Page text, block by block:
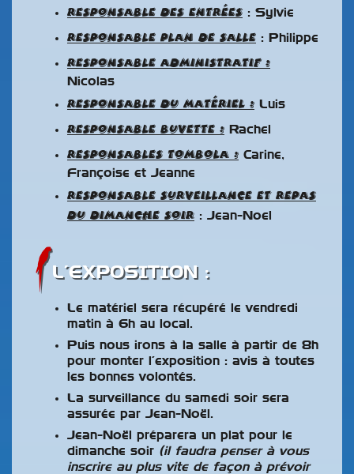
Responsable des entrées : Sylvie
Responsable plan de salle : Philippe
Responsable administratif :
Nicolas
Responsable du matériel : Luis
Responsable buvette : Rachel
Responsables tombola : Carine,
Françoise et Jeanne
Responsable surveillance et repas
du dimanche soir : Jean-Noel
L’EXPOSITION :
Le matériel sera récupéré le vendredi
matin à 6h au local.
Puis nous irons à la salle à partir de 8h
pour monter l’exposition : avis à toutes
les bonnes volontés.
La surveillance du samedi soir sera
assurée par Jean-Noël.
Jean-Noël préparera un plat pour le
dimanche soir (il faudra penser à vous
inscrire au plus vite de façon à prévoir